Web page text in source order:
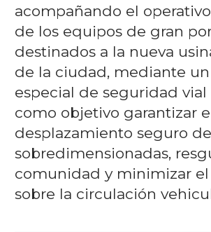
acompañando el
de los equipos de gran
destinados a la nueva
de la ciudad, mediante
especial de seguridad
como objetivo garantizar
desplazamiento seguro
sobredimensionadas,
comunidad y minimizar
sobre la circulación